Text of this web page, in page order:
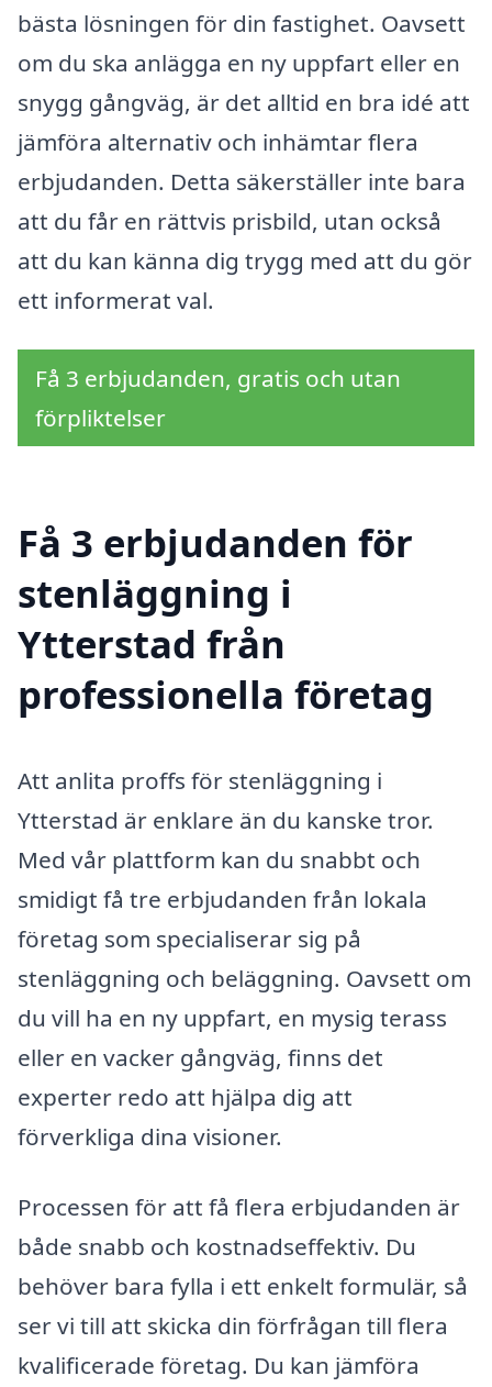
bästa lösningen för din fastighet. Oavsett
om du ska anlägga en ny uppfart eller en
snygg gångväg, är det alltid en bra idé att
jämföra alternativ och inhämtar flera
erbjudanden. Detta säkerställer inte bara
att du får en rättvis prisbild, utan också
att du kan känna dig trygg med att du gör
ett informerat val.
Få 3 erbjudanden, gratis och utan
förpliktelser
Få 3 erbjudanden för
stenläggning i
Ytterstad från
professionella företag
Att anlita proffs för stenläggning i
Ytterstad är enklare än du kanske tror.
Med vår plattform kan du snabbt och
smidigt få tre erbjudanden från lokala
företag som specialiserar sig på
stenläggning och beläggning. Oavsett om
du vill ha en ny uppfart, en mysig terass
eller en vacker gångväg, finns det
experter redo att hjälpa dig att
förverkliga dina visioner.
Processen för att få flera erbjudanden är
både snabb och kostnadseffektiv. Du
behöver bara fylla i ett enkelt formulär, så
ser vi till att skicka din förfrågan till flera
kvalificerade företag. Du kan jämföra